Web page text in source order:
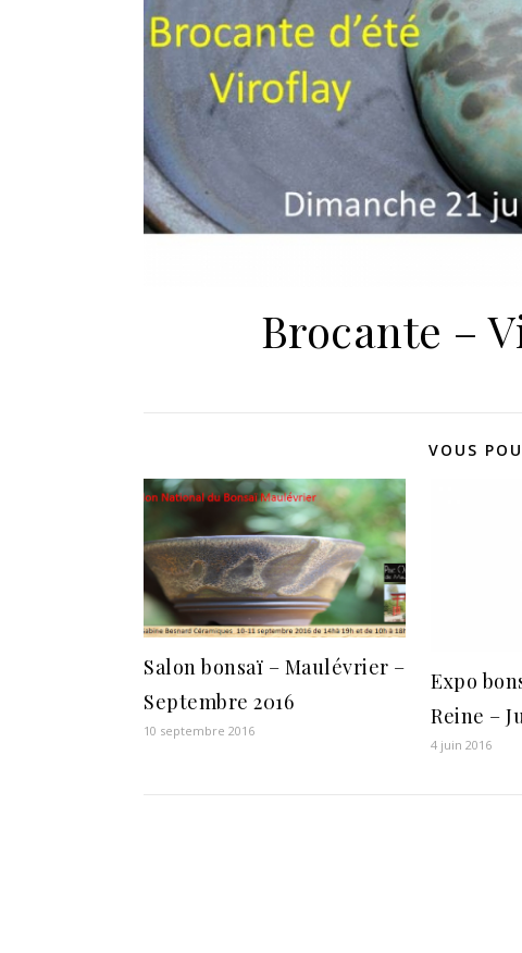
Brocante –
VOUS
Salon bonsaï – Maulévrier –
Septembre 2016
10 septembre 2016
Expo
Reine –
4 juin 2016